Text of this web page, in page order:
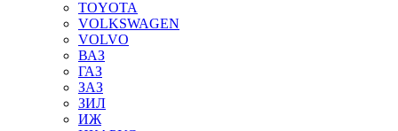
TOYOTA
VOLKSWAGEN
VOLVO
ВАЗ
ГАЗ
ЗАЗ
ЗИЛ
ИЖ